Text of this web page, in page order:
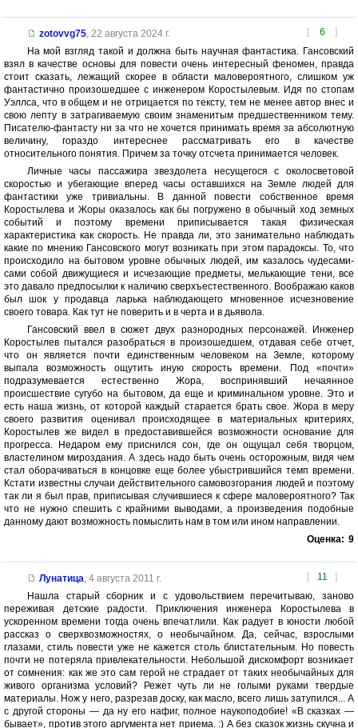
[ 6 ]
zotovvg75, 22 августа 2024 г.
На мой взгляд такой и должна быть научная фантастика. Гансовский
взял в качестве основы для повести очень интересный феномен, правда
стоит сказать, лежащий скорее в области маловероятного, слишком уж
фантастично произошедшее с инженером Коростылевым. Идя по стопам
Уэллса, что в общем и не отрицается по тексту, тем не менее автор внес и
свою лепту в затрагиваемую своим знаменитым предшественником тему.
Писателю-фантасту ни за что не хочется принимать время за абсолютную
величину, гораздо интереснее рассматривать его в качестве
относительного понятия. Причем за точку отсчета принимается человек.
Личные часы пассажира звездолета несущегося с околосветовой
скоростью и убегающие вперед часы оставшихся на Земле людей для
фантастики уже тривиальны. В данной повести собственное время
Коростылева и Жоры оказалось как бы погружено в обычный ход земных
событий и поэтому времени приписывается такая физическая
характеристика как скорость. Не правда ли, это занимательно наблюдать
какие по мнению Гансовского могут возникать при этом парадоксы. То, что
происходило на бытовом уровне обычных людей, им казалось чудесами-
сами собой движущиеся и исчезающие предметы, мелькающие тени, все
это давало предпосылки к наличию сверхъестественного. Воображаю каков
был шок у продавца ларька наблюдающего мгновенное исчезновение
своего товара. Как тут не поверить и в черта и в дьявола.
Гансовский ввел в сюжет двух разнородных персонажей. Инженер
Коростылев пытался разобраться в произошедшем, отдавая себе отчет,
что он является почти единственным человеком на Земле, которому
выпала возможность ощутить иную скорость времени. Под «почти»
подразумевается естественно Жора, воспринявший нечаянное
происшествие сугубо на бытовом, да еще и криминальном уровне. Это и
есть наша жизнь, от которой каждый старается брать свое. Жора в меру
своего развития оценивал происходящее в материальных критериях,
Коростылев же видел в предоставившейся возможности основание для
прогресса. Недаром ему приснился сон, где он ощущал себя творцом,
властелином мироздания. А здесь надо быть очень осторожным, видя чем
стал оборачиваться в концовке еще более убыстрившийся темп времени.
Кстати известны случаи действительного самовозгорания людей и поэтому
так ли я был прав, приписывая случившиеся к сфере маловероятного? Так
что не нужно спешить с крайними выводами, а произведения подобные
данному дают возможность помыслить нам в том или ином направлении.
Оценка: 9
[ 11 ]
Лунатица, 4 августа 2011 г.
Нашла старый сборник и с удовольствием перечитываю, заново
переживая детские радости. Приключения инженера Коростылева в
ускоренном времени тогда очень впечатлили. Как радует в юности любой
рассказ о сверхвозможностях, о необычайном. Да, сейчас, взрослыми
глазами, стиль повести уже не кажется столь блистательным. Но повесть
почти не потеряла привлекательности. Небольшой дискомфорт возникает
от сомнения: как же это сам герой не страдает от таких необычайных для
живого организма условий? Режет чуть ли не голыми руками твердые
материалы. Нож у него, разрезав доску, как масло, всего лишь затупился... А
с другой стороны — да ну его нафиг, полное наукоподобие! «В сказках —
бывает», против этого аргумента нет приема. :) А без сказок жизнь скучна и